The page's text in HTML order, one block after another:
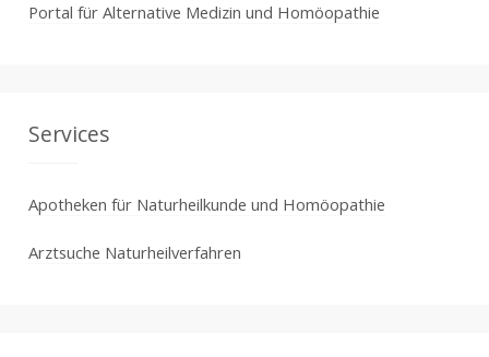
Portal für Alternative Medizin und Homöopathie
Services
Apotheken für Naturheilkunde und Homöopathie
Arztsuche Naturheilverfahren